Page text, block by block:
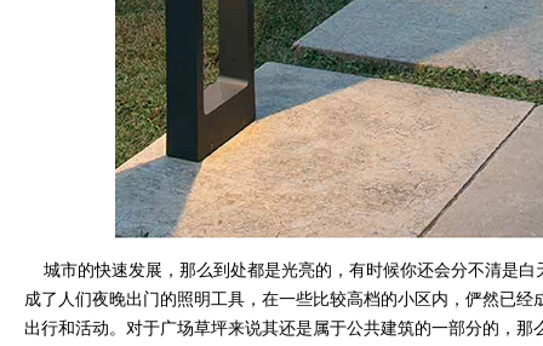
城市的快速发展，那么到处都是光亮的，有时候你还会分不清是白
成了人们夜晚出门的照明工具，在一些比较高档的小区内，俨然已
出行和活动。对于广场草坪来说其还是属于公共建筑的一部分的，